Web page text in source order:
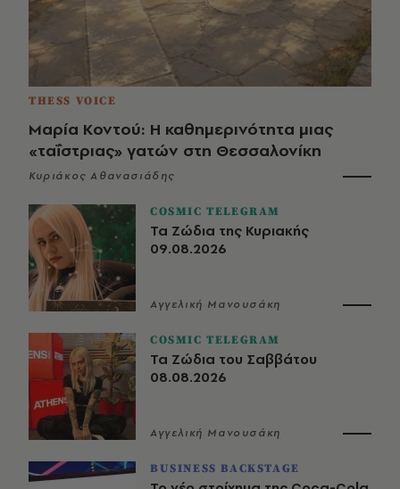
THESS VOICE
Μαρία Κοντού: Η καθημερινότητα μιας
«ταΐστριας» γατών στη Θεσσαλονίκη
Κυριάκος Αθανασιάδης
COSMIC TELEGRAM
Τα Ζώδια της Κυριακής
09.08.2026
Αγγελική Μανουσάκη
COSMIC TELEGRAM
Τα Ζώδια του Σαββάτου
08.08.2026
Αγγελική Μανουσάκη
BUSINESS BACKSTAGE